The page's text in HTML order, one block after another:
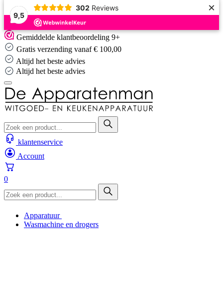
9,5
302 Reviews ×
Skip
to
content
Gemiddelde klantbeoordeling 9+
Gratis verzending vanaf € 100,00
Altijd het beste advies
Altijd het beste advies
klantenservice
Account
0
Apparatuur
Wasmachine en drogers